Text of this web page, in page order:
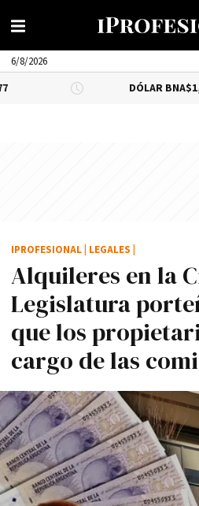
6/8/2026
DÓLAR BNA$1,520.00
Alquileres en la
Legislatura
que los
cargo de las
IPROFESIONAL LEGALES